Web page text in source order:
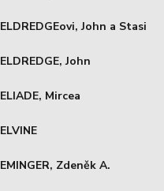
ELDREDGEovi, John a Stasi
ELDREDGE, John
ELIADE, Mircea
ELVINE
EMINGER, Zdeněk A.